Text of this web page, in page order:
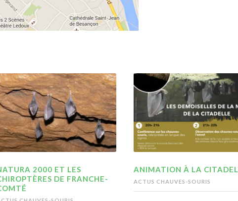
2000 ET LES
DE FRANCHE-
ANIMATION À LA
ACTUS CHAUVES-SOURIS